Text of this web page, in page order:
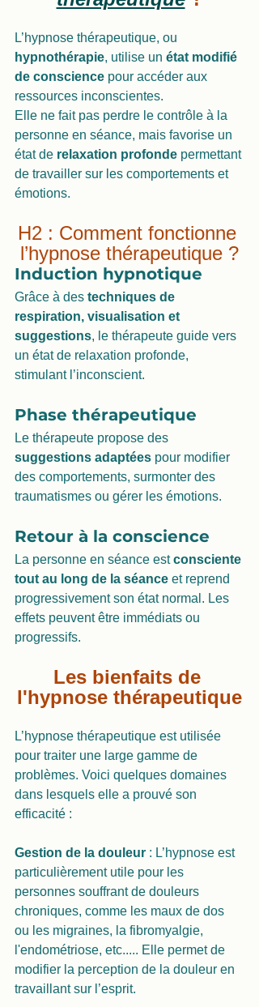
L’hypnose thérapeutique, ou
hypnothérapie, utilise un état modifié
de conscience pour accéder aux
ressources inconscientes.
Elle ne fait pas perdre le contrôle à la
personne en séance, mais favorise un
état de relaxation profonde permettant
de travailler sur les comportements et
émotions.
H2 : Comment fonctionne
l’hypnose thérapeutique ?
Induction hypnotique
Grâce à des techniques de
respiration, visualisation et
suggestions, le thérapeute guide vers
un état de relaxation profonde,
stimulant l’inconscient.
Phase thérapeutique
Le thérapeute propose des
suggestions adaptées pour modifier
des comportements, surmonter des
traumatismes ou gérer les émotions.
Retour à la conscience
La personne en séance est consciente
tout au long de la séance et reprend
progressivement son état normal. Les
effets peuvent être immédiats ou
progressifs.
Les bienfaits de
l'hypnose thérapeutique
L’hypnose thérapeutique est utilisée
pour traiter une large gamme de
problèmes. Voici quelques domaines
dans lesquels elle a prouvé son
efficacité :
Gestion de la douleur : L’hypnose est
particulièrement utile pour les
personnes souffrant de douleurs
chroniques, comme les maux de dos
ou les migraines, la fibromyalgie,
l'endométriose, etc..... Elle permet de
modifier la perception de la douleur en
travaillant sur l’esprit.